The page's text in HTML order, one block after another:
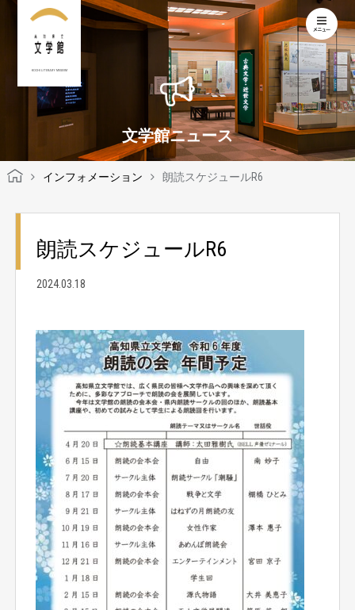
KOCHI LITERARY MUSEUM
文学館ニュース
インフォメーション 朗読スケジュールR6
朗読スケジュールR6
2024.03.18